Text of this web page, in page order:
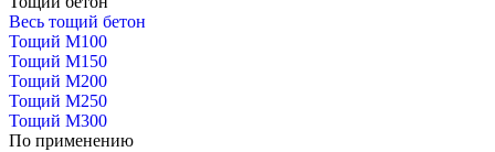
Весь тощий бетон
Тощий М100
Тощий М150
Тощий М200
Тощий М250
Тощий М300
По применению